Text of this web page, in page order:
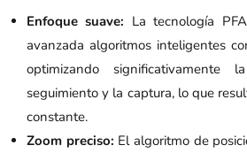
Enfoque suave: La tecnología
avanzada algoritmos inteligentes
optimizando significativamente
seguimiento y la captura, lo que
constante.
Zoom preciso: El algoritmo de